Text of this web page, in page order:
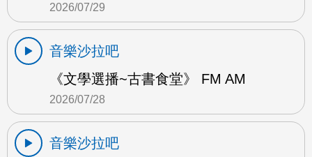
2026/07/29
音樂沙拉吧
《文學選播~古書食堂》 FM AM
2026/07/28
音樂沙拉吧